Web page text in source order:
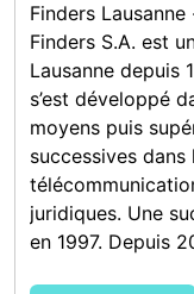
Finders
Finders S.A. est
Lausanne depuis
s’est développé
moyens puis
successives dans
juridiques. Une
en 1997. Depuis